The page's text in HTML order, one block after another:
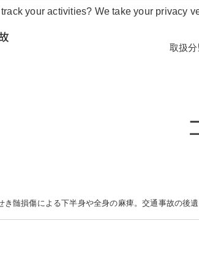
取扱
き髄損傷による下半身や全身の麻痺。交通事故の後
your activities? We take your privacy